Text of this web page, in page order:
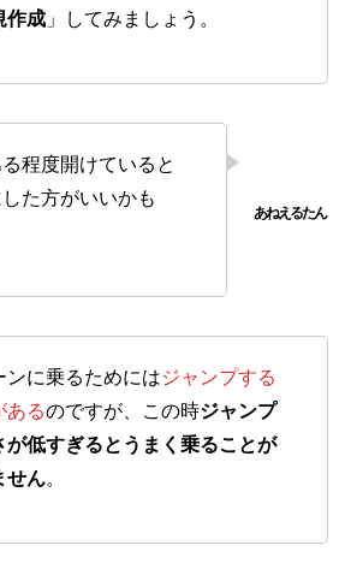
作成」してみましょう。
程度開けていると
た方がいいかも
ンに乗るためにはジャンプする
あるのですが、この時ジャンプ
が低すぎるとうまく乗ることが
せん。